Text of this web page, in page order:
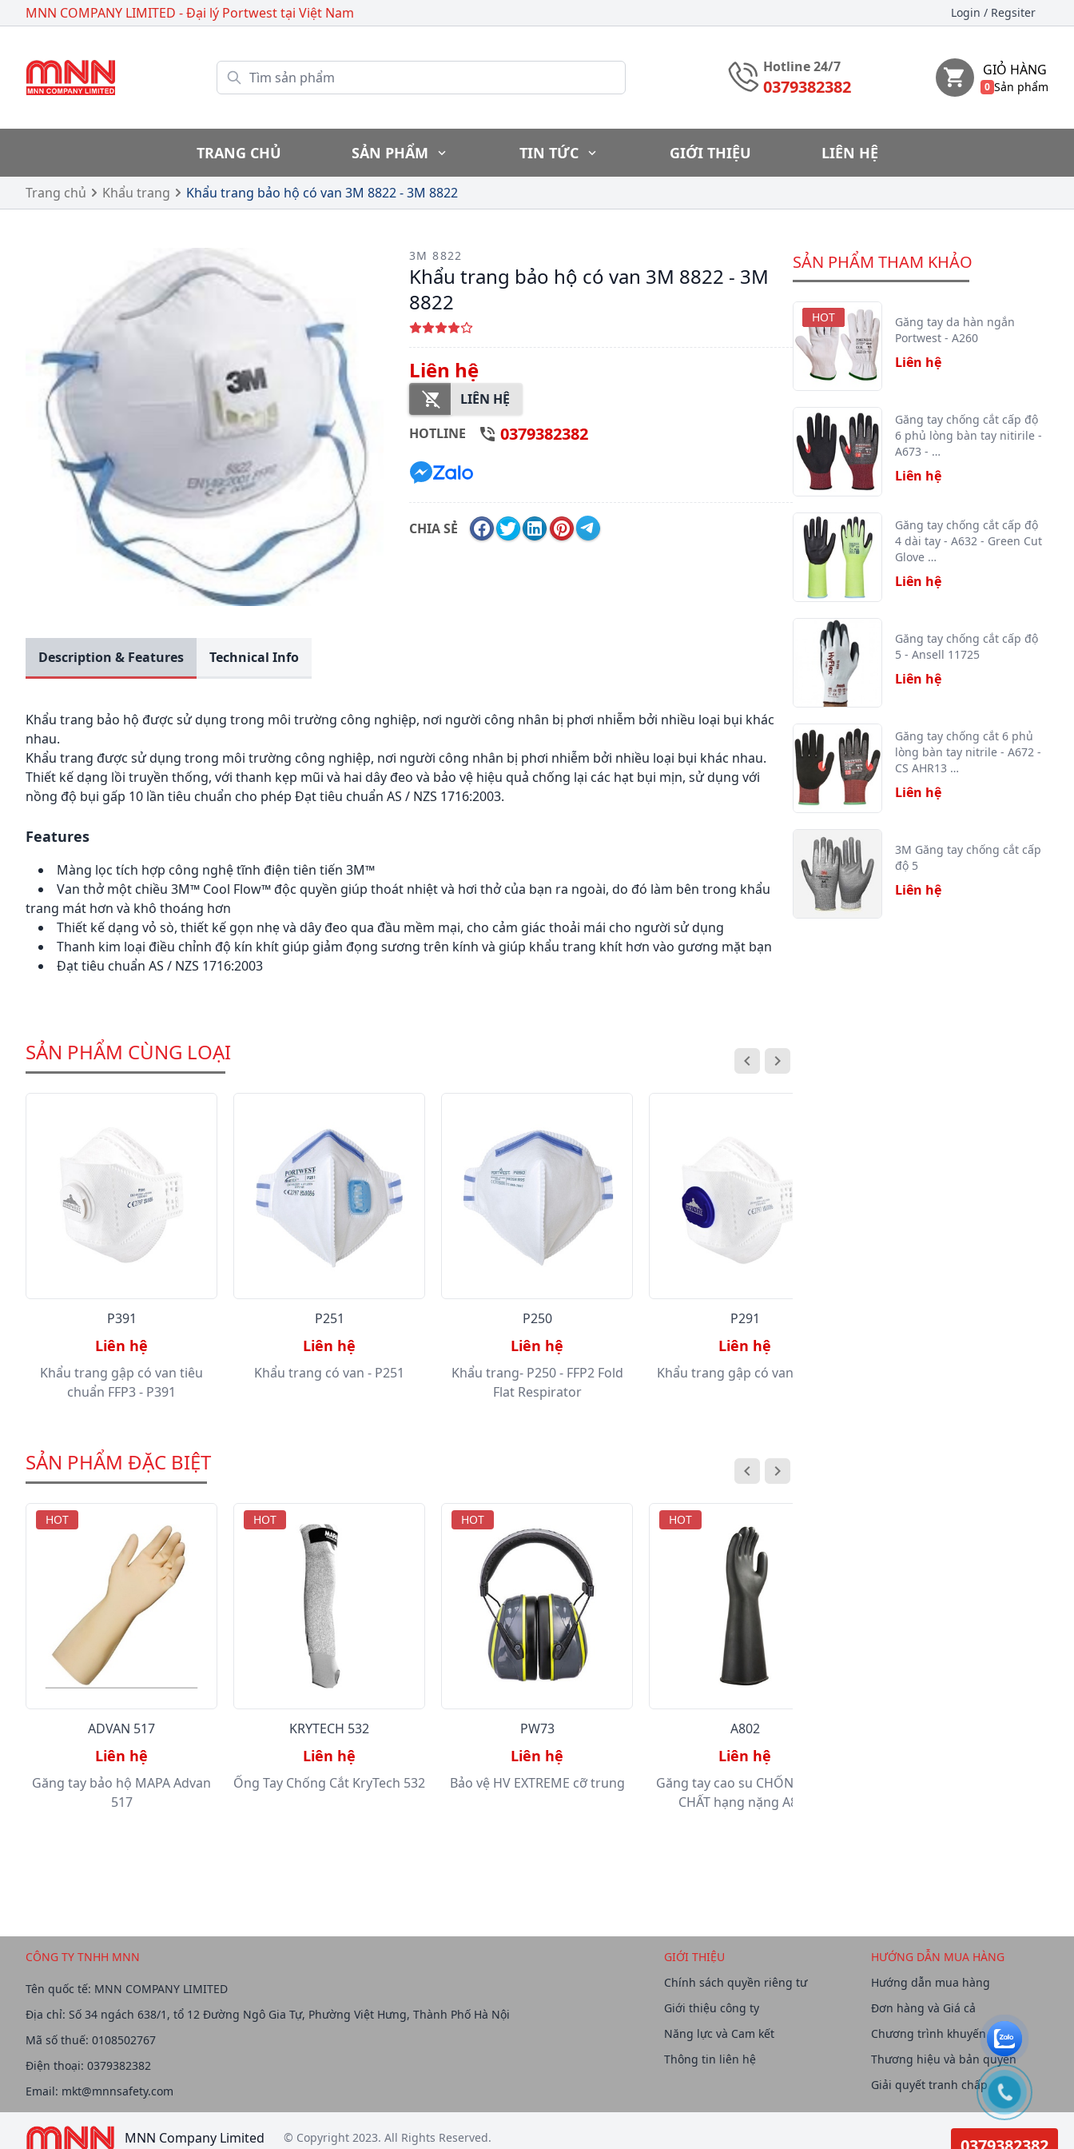
MNN COMPANY LIMITED - Đại lý Portwesttại Việt Nam Login / Regsiter
Hotline 24/7
0379382382
GIỎ HÀNG
0 Sản phẩm
TRANG CHỦ SẢN PHẨM TIN TỨC GIỚI THIỆU LIÊN HỆ
Trang chủ Khẩu trang Khẩu trang bảo hộ có van 3M 8822 - 3M 8822
3M 8822
Khẩu trang bảo hộ có van 3M 8822 - 3M
8822
Liên hệ
LIÊN HỆ
0379382382
Description & Features Technical Info
Khẩu trang bảo hộ được sử dụng trong môi trường công nghiệp, nơi người công nhân bị phơi nhiễm bởi nhiều loại bụi khác
nhau.
Khẩu trang được sử dụng trong môi trường công nghiệp, nơi người công nhân bị phơi nhiễm bởi nhiều loại bụi khác nhau.
Thiết kế dạng lồi truyền thống, với thanh kẹp mũi và hai dây đeo và bảo vệ hiệu quả chống lại các hạt bụi mịn, sử dụng với
nồng độ bụi gấp 10 lần tiêu chuẩn cho phép Đạt tiêu chuẩn AS / NZS 1716:2003.
Features
Màng lọc tích hợp công nghệ tĩnh điện tiên tiến 3M™
Van thở một chiều 3M™ Cool Flow™ độc quyền giúp thoát nhiệt và hơi thở của bạn ra ngoài, do đó làm bên trong khẩu
trang mát hơn và khô thoáng hơn
Thiết kế dạng vỏ sò, thiết kế gọn nhẹ và dây đeo qua đầu mềm mại, cho cảm giác thoải mái cho người sử dụng
Thanh kim loại điều chỉnh độ kín khít giúp giảm đọng sương trên kính và giúp khẩu trang khít hơn vào gương mặt bạn
Đạt tiêu chuẩn AS / NZS 1716:2003
SẢN PHẨM CÙNG LOẠI
P391
Liên hệ
Khẩu trang gập có van tiêu
chuẩn FFP3 - P391
P251
Liên hệ
Khẩu trang có van - P251
P250
Liên hệ
Khẩu trang- P250 - FFP2 Fold
Flat Respirator
P291
Liên hệ
Khẩu trang gập có van - P291
SẢN PHẨM ĐẶC BIỆT
HOT
ADVAN 517
Liên hệ
Găng tay bảo hộ MAPA Advan
517
HOT
KRYTECH 532
Liên hệ
Ống Tay Chống Cắt KryTech 532
HOT
PW73
Liên hệ
Bảo vệ HV EXTREME cỡ trung
HOT
A802
Liên hệ
Găng tay cao su CHỐNG HÓA
CHẤT hạng nặng A802
SẢN PHẨM THAM KHẢO
HOT
Găng tay da hàn ngắn
Portwest - A260
Liên hệ
HOT
Găng tay chống cắt cấp độ
6 phủ lòng bàn tay nitirile -
A673 - …
Liên hệ
HOT
Găng tay chống cắt cấp độ
4 dài tay - A632 - Green Cut
Glove …
Liên hệ
HOT
Găng tay chống cắt cấp độ
5 - Ansell 11725
Liên hệ
HOT
Găng tay chống cắt 6 phủ
lòng bàn tay nitrile - A672 -
CS AHR13 …
Liên hệ
HOT
3M Găng tay chống cắt cấp
độ 5
Liên hệ
CÔNG TY TNHH MNN
Tên quốc tế: MNN COMPANY LIMITED
Địa chỉ: Số 34 ngách 638/1, tổ 12 Đường Ngô Gia Tự, Phường Việt Hưng, Thành Phố Hà Nội
Mã số thuế: 0108502767
Điện thoại: 0379382382
Email: mkt@mnnsafety.com
GIỚI THIỆU
Chính sách quyền riêng tư
Giới thiệu công ty
Năng lực và Cam kết
Thông tin liên hệ
HƯỚNG DẪN MUA HÀNG
Hướng dẫn mua hàng
Đơn hàng và Giá cả
Chương trình khuyến mãi
Thương hiệu và bản quyền
Giải quyết tranh chấp
MNN Company Limited © Copyright 2023. All Rights Reserved.